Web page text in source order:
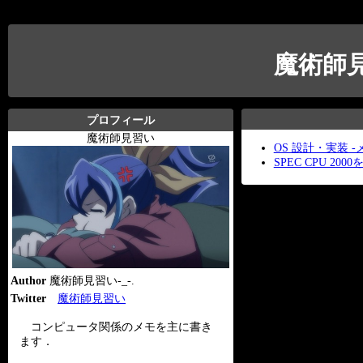
魔術師
プロフィール
魔術師見習い
Author 魔術師見習い-_-.
Twitter
魔術師見習い
コンピュータ関係のメモを主に書き
ます．
OS 設計・実装 -
SPEC CPU 2000